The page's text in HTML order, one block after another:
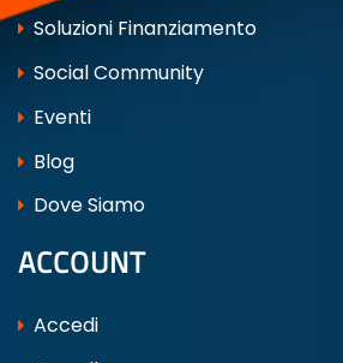
Soluzioni Finanziamento
Social Community
Eventi
Blog
Dove Siamo
ACCOUNT
Accedi